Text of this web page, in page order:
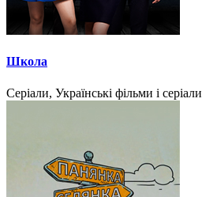
Школа
Серіали, Українські фільми і серіали